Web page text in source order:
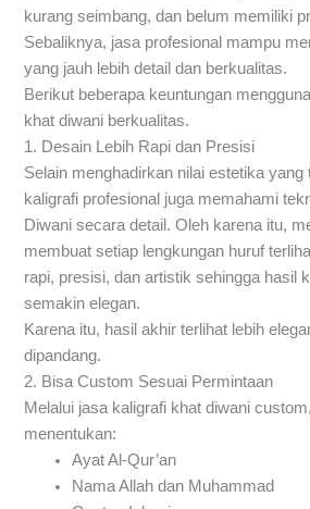
kurang seimbang, dan belum memiliki
Sebaliknya, jasa profesional mampu
yang jauh lebih detail dan berkualitas.
Berikut beberapa keuntungan
khat diwani berkualitas.
1. Desain Lebih Rapi dan Presisi
Selain menghadirkan nilai estetika yang
kaligrafi profesional juga memahami
Diwani secara detail. Oleh karena itu,
membuat setiap lengkungan huruf
rapi, presisi, dan artistik sehingga hasil
semakin elegan.
Karena itu, hasil akhir terlihat lebih
dipandang.
2. Bisa Custom Sesuai Permintaan
Melalui jasa kaligrafi khat diwani
menentukan:
Ayat Al-Qur’an
Nama Allah dan Muhammad